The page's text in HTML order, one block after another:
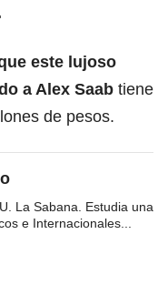
este lujoso
a Alex Saab tiene
de pesos.
La Sabana. Estudia una
e Internacionales